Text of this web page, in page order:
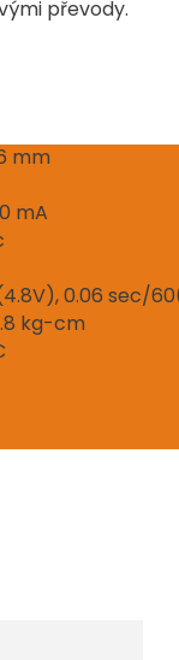
převody.
mm
mA
0.06 sec/
kg-cm